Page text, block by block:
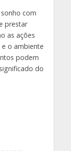
com
prestar
as ações
o ambiente
podem
do